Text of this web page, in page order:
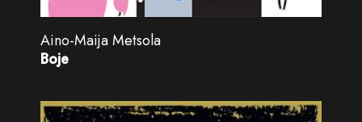
Aino-Maija Metsola
Boje